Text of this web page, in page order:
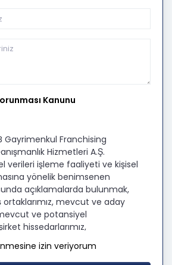
Kanunu
Gayrimenkul Franchising
Hizmetleri A.Ş.
verileri işleme faaliyeti ve kişisel
yönelik benimsenen
açıklamalarda bulunmak,
mevcut ve aday
ve potansiyel
hissedarlarımız,
üçüncü kişiler başta olmak
şirketimiz tarafından işlenen
izin veriyorum